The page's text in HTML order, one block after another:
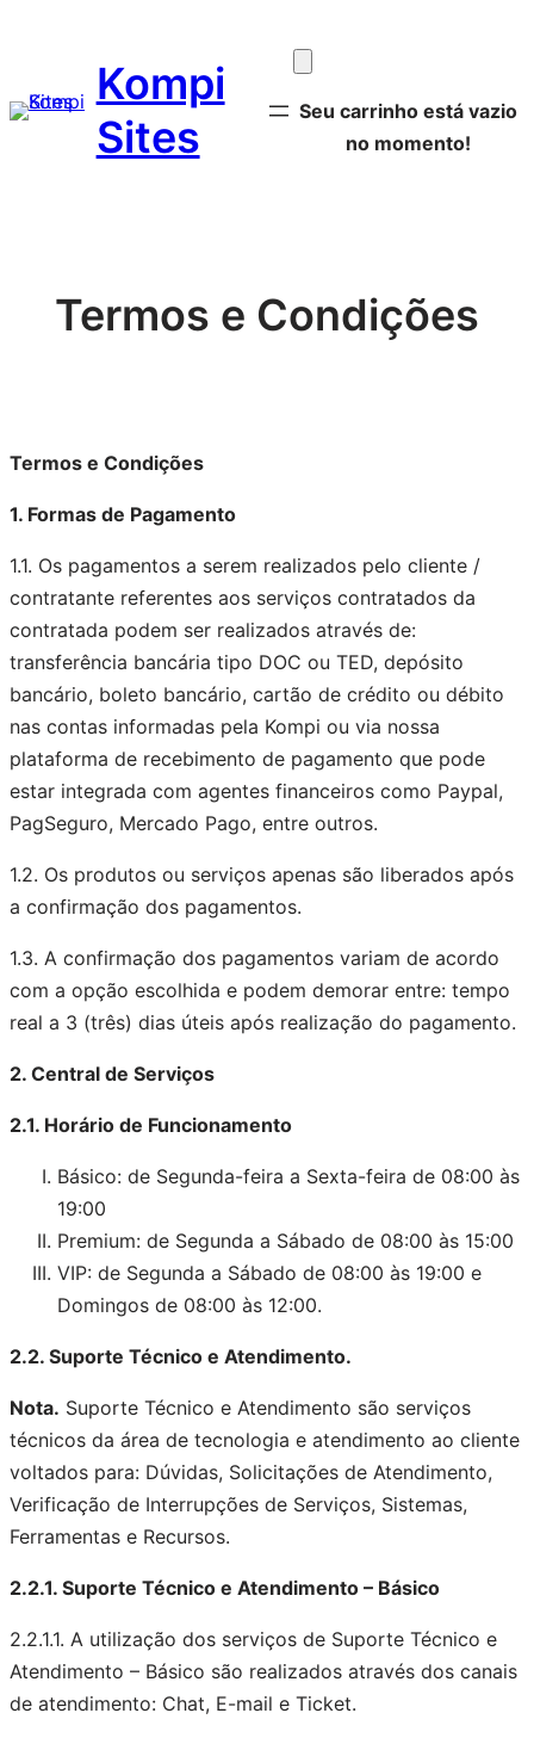
conteúdo
Kompi
Sites
Seu carrinho está vazio
no momento!
Termos e Condições
Termos e Condições
1. Formas de Pagamento
1.1. Os pagamentos a serem realizados pelo cliente /
contratante referentes aos serviços contratados da
contratada podem ser realizados através de:
transferência bancária tipo DOC ou TED, depósito
bancário, boleto bancário, cartão de crédito ou débito
nas contas informadas pela Kompi ou via nossa
plataforma de recebimento de pagamento que pode
estar integrada com agentes financeiros como Paypal,
PagSeguro, Mercado Pago, entre outros.
1.2. Os produtos ou serviços apenas são liberados após
a confirmação dos pagamentos.
1.3. A confirmação dos pagamentos variam de acordo
com a opção escolhida e podem demorar entre: tempo
real a 3 (três) dias úteis após realização do pagamento.
2. Central de Serviços
2.1. Horário de Funcionamento
Básico: de Segunda-feira a Sexta-feira de 08:00 às
19:00
Premium: de Segunda a Sábado de 08:00 às 15:00
VIP: de Segunda a Sábado de 08:00 às 19:00 e
Domingos de 08:00 às 12:00.
2.2. Suporte Técnico e Atendimento.
Nota. Suporte Técnico e Atendimento são serviços
técnicos da área de tecnologia e atendimento ao cliente
voltados para: Dúvidas, Solicitações de Atendimento,
Verificação de Interrupções de Serviços, Sistemas,
Ferramentas e Recursos.
2.2.1. Suporte Técnico e Atendimento – Básico
2.2.1.1. A utilização dos serviços de Suporte Técnico e
Atendimento – Básico são realizados através dos canais
de atendimento: Chat, E-mail e Ticket.